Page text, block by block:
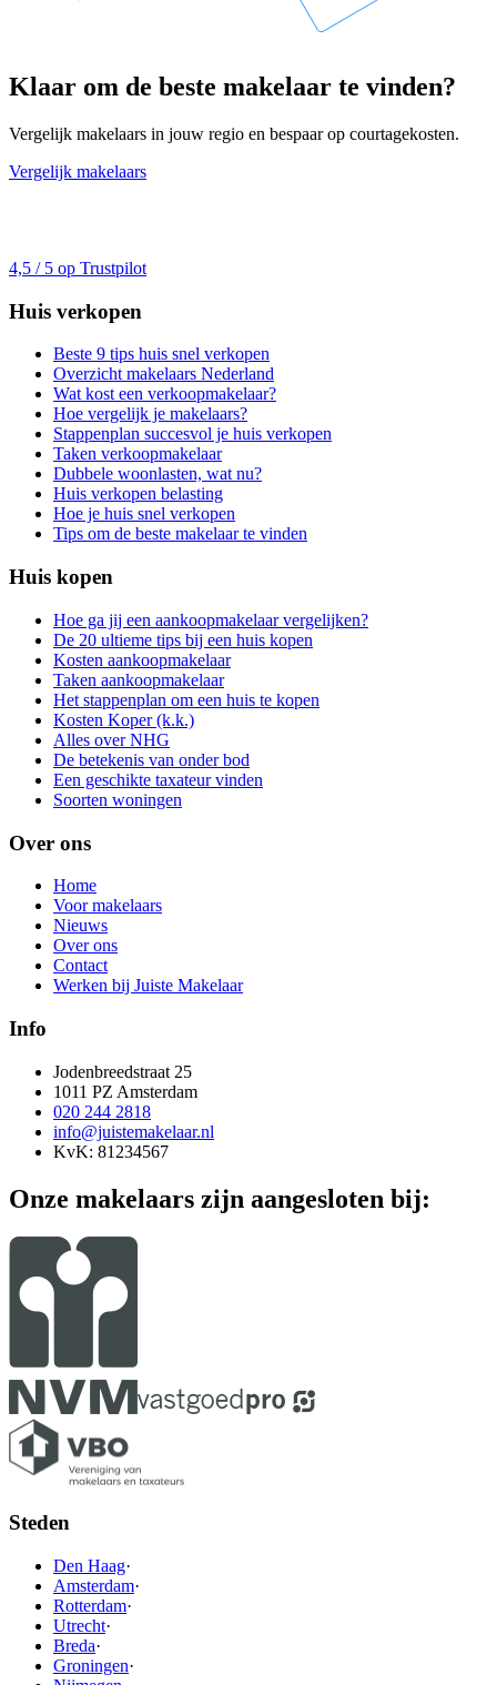
Klaar om de beste makelaar te vinden?
Vergelijk makelaars in jouw regio en bespaar op courtagekosten.
Vergelijk makelaars
4,5 / 5 op Trustpilot
Huis verkopen
Beste 9 tips huis snel verkopen
Overzicht makelaars Nederland
Wat kost een verkoopmakelaar?
Hoe vergelijk je makelaars?
Stappenplan succesvol je huis verkopen
Taken verkoopmakelaar
Dubbele woonlasten, wat nu?
Huis verkopen belasting
Hoe je huis snel verkopen
Tips om de beste makelaar te vinden
Huis kopen
Hoe ga jij een aankoopmakelaar vergelijken?
De 20 ultieme tips bij een huis kopen
Kosten aankoopmakelaar
Taken aankoopmakelaar
Het stappenplan om een huis te kopen
Kosten Koper (k.k.)
Alles over NHG
De betekenis van onder bod
Een geschikte taxateur vinden
Soorten woningen
Over ons
Home
Voor makelaars
Nieuws
Over ons
Contact
Werken bij Juiste Makelaar
Info
Jodenbreedstraat 25
1011 PZ Amsterdam
020 244 2818
info@juistemakelaar.nl
KvK: 81234567
Onze makelaars zijn aangesloten bij:
Steden
Den Haag·
Amsterdam·
Rotterdam·
Utrecht·
Breda·
Groningen·